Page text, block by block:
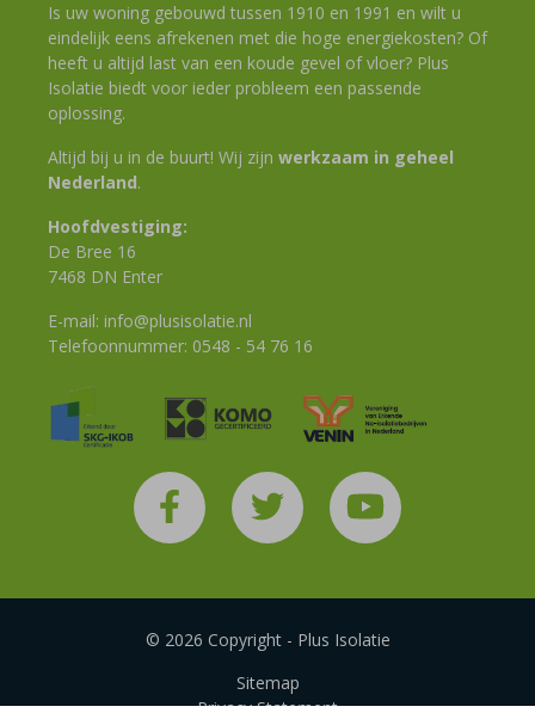
Is uw woning gebouwd tussen 1910 en 1991 en wilt u
eindelijk eens afrekenen met die hoge energiekosten? Of
heeft u altijd last van een koude gevel of vloer? Plus
Isolatie biedt voor ieder probleem een passende
oplossing.
Altijd bij u in de buurt! Wij zijn werkzaam in geheel
Nederland.
Hoofdvestiging:
De Bree 16
7468 DN Enter
E-mail: info@plusisolatie.nl
Telefoonnummer: 0548 - 54 76 16
© 2026 Copyright - Plus Isolatie
Sitemap
Privacy Statement